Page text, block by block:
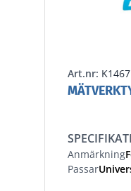
Art.nr:
Anmärkning
Passar